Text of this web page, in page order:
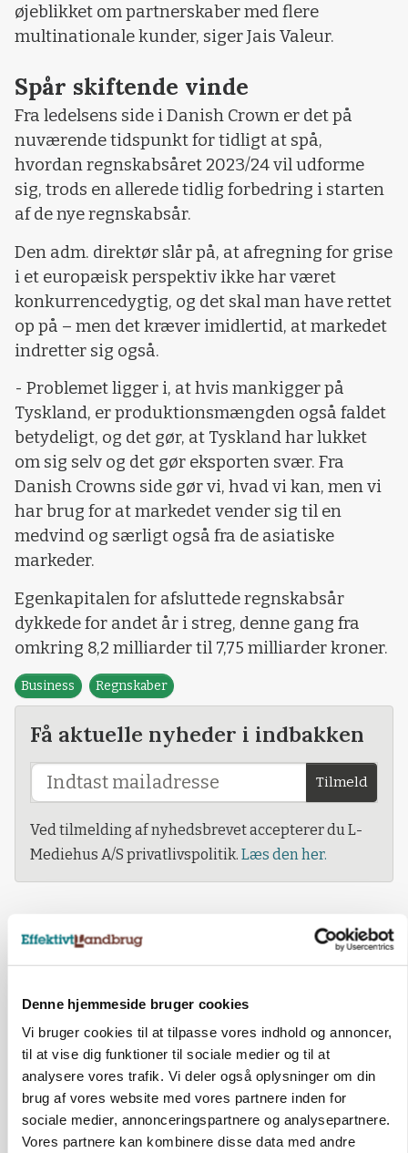
Denne hjemmeside bruger cookies
Vi bruger cookies til at tilpasse vores indhold og annoncer,
til at vise dig funktioner til sociale medier og til at
analysere vores trafik. Vi deler også oplysninger om din
brug af vores website med vores partnere inden for
sociale medier, annonceringspartnere og analysepartnere.
Vores partnere kan kombinere disse data med andre
øjeblikket om partnerskaber med flere
multinationale kunder, siger Jais Valeur.
Spår skiftende vinde
Fra ledelsens side i Danish Crown er det på
nuværende tidspunkt for tidligt at spå,
hvordan regnskabsåret 2023/24 vil udforme
sig, trods en allerede tidlig forbedring i starten
af de nye regnskabsår.
Den adm. direktør slår på, at afregning for grise
i et europæisk perspektiv ikke har været
konkurrencedygtig, og det skal man have rettet
op på – men det kræver imidlertid, at markedet
indretter sig også.
- Problemet ligger i, at hvis mankigger på
Tyskland, er produktionsmængden også faldet
betydeligt, og det gør, at Tyskland har lukket
om sig selv og det gør eksporten svær. Fra
Danish Crowns side gør vi, hvad vi kan, men vi
har brug for at markedet vender sig til en
medvind og særligt også fra de asiatiske
markeder.
Egenkapitalen for afsluttede regnskabsår
dykkede for andet år i streg, denne gang fra
omkring 8,2 milliarder til 7,75 milliarder kroner.
Business Regnskaber
Få aktuelle nyheder i indbakken
Tilmeld
Ved tilmelding af nyhedsbrevet accepterer du L-
Mediehus A/S privatlivspolitik. Læs den her.